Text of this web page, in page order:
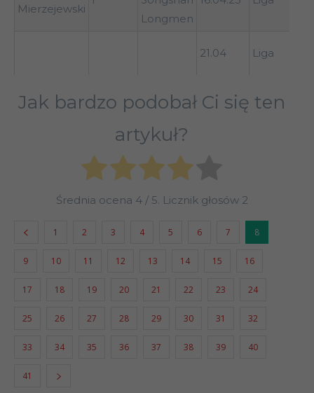
Mierzejewski
Longmen
21.04 Liga
Jak bardzo podobał Ci się ten
artykuł?
Średnia ocena 4/ 5. Licznik głosów 2
1 2 3 4 5 6 7 8
9 10 11 12 13 14 15 16
17 18 19 20 21 22 23 24
25 26 27 28 29 30 31 32
33 34 35 36 37 38 39 40
41